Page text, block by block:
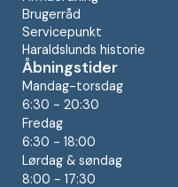
Brugerråd
Servicepunkt
Haraldslunds historie
Åbningstider
Mandag-torsdag
6:30 - 20:30
Fredag
6:30 - 18:00
Lørdag & søndag
8:00 - 17:30